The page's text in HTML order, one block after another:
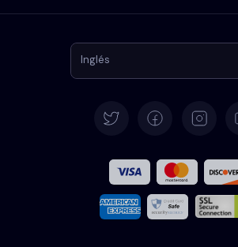
Inglés
Francés
Italiano